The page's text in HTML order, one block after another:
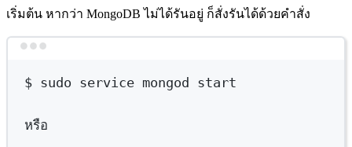
เริ่มต้น หากว่า MongoDB ไม่ได้รันอยู่ ก็สั่งรันได้ด้วยคำสั่ง
$ sudo service mongod start
หรือ